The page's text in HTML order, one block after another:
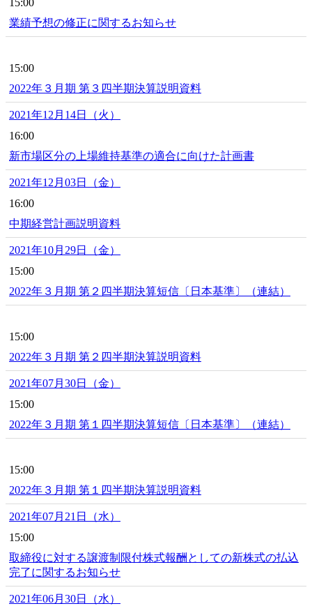
15:00
業績予想の修正に関するお知らせ
15:00
2022年３月期 第３四半期決算説明資料
2021年12月14日（火）
16:00
新市場区分の上場維持基準の適合に向けた計画書
2021年12月03日（金）
16:00
中期経営計画説明資料
2021年10月29日（金）
15:00
2022年３月期 第２四半期決算短信〔日本基準〕（連結）
15:00
2022年３月期 第２四半期決算説明資料
2021年07月30日（金）
15:00
2022年３月期 第１四半期決算短信〔日本基準〕（連結）
15:00
2022年３月期 第１四半期決算説明資料
2021年07月21日（水）
15:00
取締役に対する譲渡制限付株式報酬としての新株式の払込
完了に関するお知らせ
2021年06月30日（水）